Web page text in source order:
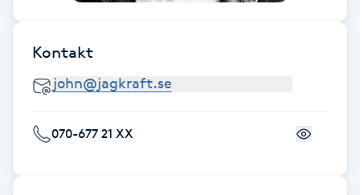
Fotsvamp
Fotvård
Kontakt
070-677 21 XX